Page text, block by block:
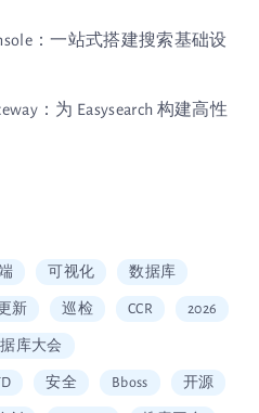
：一站式搭建搜索基础设
：为 Easysearch 构建高性
可视化 数据库
新 巡检 CCR 2026
库大会
安全 Bboss 开源